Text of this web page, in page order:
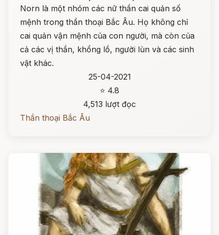
Norn là một nhóm các nữ thần cai quản số
mệnh trong thần thoại Bắc Âu. Họ không chỉ
cai quản vận mệnh của con người, mà còn của
cả các vị thần, khổng lồ, người lùn và các sinh
vật khác.
25-04-2021
⭐ 4.8
4,513 lượt đọc
Thần thoại Bắc Âu